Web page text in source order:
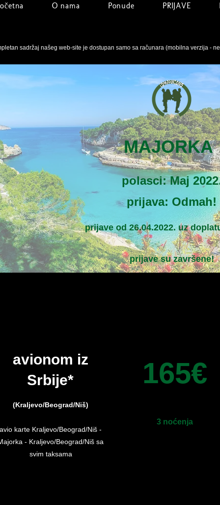
O nama Ponude PRIJAVE
sadržaj našeg web-site je dostupan samo sa računara (mobilna verzija -
MAJORKA
polasci: Maj
prijava: Odmah!​
prijave od 26.04.2022. uz
prijave su završene!​
avionom iz
Srbije*
(Kraljevo/Beograd/Niš)
avio karte Kraljevo/Beograd/Niš -
- Kraljevo/Beograd/Niš sa
svim taksama
165€
3 noćenja